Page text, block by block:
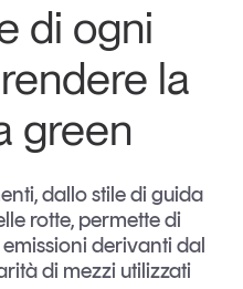
di ogni
la
green
dallo stile di guida
rotte, permette di
derivanti dal
di mezzi utilizzati